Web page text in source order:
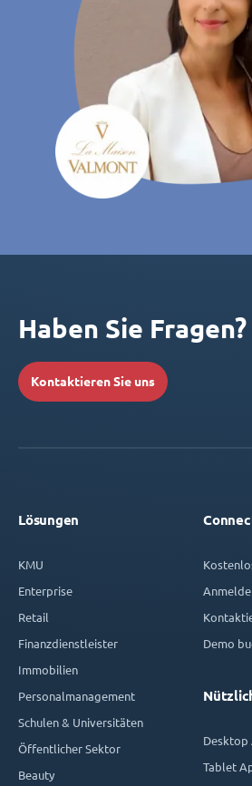
Haben Sie Fragen?
Kontaktieren Sie uns
Lösungen
KMU
Enterprise
Retail
Finanzdienstleister
Immobilien
Personalmanagement
Schulen & Universitäten
Öffentlicher Sektor
Beauty
Demo
Desktop
Tablet